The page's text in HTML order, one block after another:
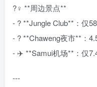
?‍♀️ **周边景点**
- ? **Jungle Club**：仅
- ? **Chaweng夜市**：
- ✈️ **Samui机场**：仅
---